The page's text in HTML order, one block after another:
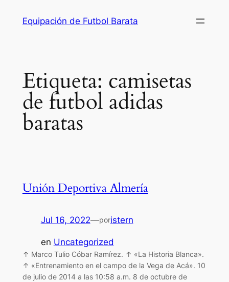
Equipación de Futbol Barata
Etiqueta: camisetas
de futbol adidas
baratas
Unión Deportiva Almería
Jul 16, 2022—poristern
en Uncategorized
↑ Marco Tulio Cóbar Ramírez. ↑ «La Historia Blanca».
↑ «Entrenamiento en el campo de la Vega de Acá». 10
de julio de 2014 a las 10:58 a.m. 8 de octubre de